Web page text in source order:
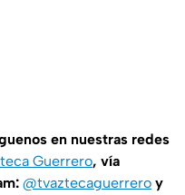
en nuestras redes
Guerrero, vía
@tvaztecaguerrero y